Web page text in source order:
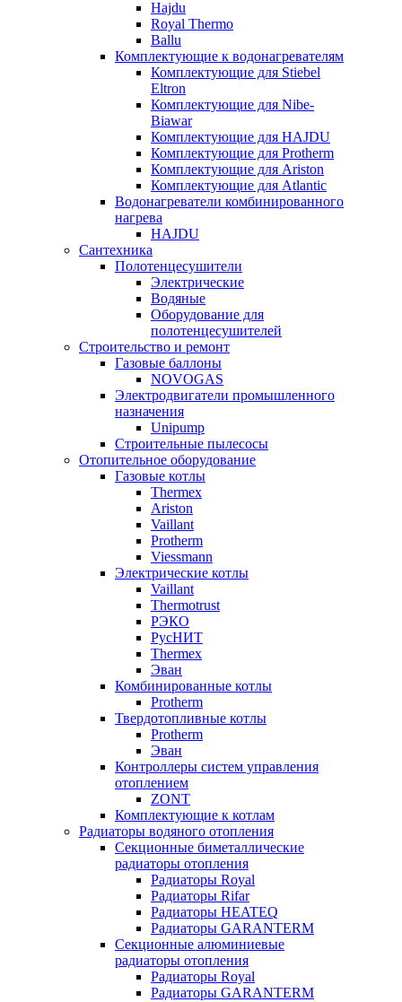
Hajdu
Royal Thermo
Ballu
Комплектующие к водонагревателям
Комплектующие для Stiebel
Eltron
Комплектующие для Nibe-
Biawar
Комплектующие для HAJDU
Комплектующие для Protherm
Комплектующие для Ariston
Комплектующие для Atlantic
Водонагреватели комбинированного
нагрева
HAJDU
Сантехника
Полотенцесушители
Электрические
Водяные
Оборудование для
полотенцесушителей
Строительство и ремонт
Газовые баллоны
NOVOGAS
Электродвигатели промышленного
назначения
Unipump
Строительные пылесосы
Отопительное оборудование
Газовые котлы
Thermex
Ariston
Vaillant
Protherm
Viessmann
Электрические котлы
Vaillant
Thermotrust
РЭКО
РусНИТ
Thermex
Эван
Комбинированные котлы
Protherm
Твердотопливные котлы
Protherm
Эван
Контроллеры систем управления
отоплением
ZONT
Комплектующие к котлам
Радиаторы водяного отопления
Секционные биметаллические
радиаторы отопления
Радиаторы Royal
Радиаторы Rifar
Радиаторы HEATEQ
Радиаторы GARANTERM
Секционные алюминиевые
радиаторы отопления
Радиаторы Royal
Радиаторы GARANTERM